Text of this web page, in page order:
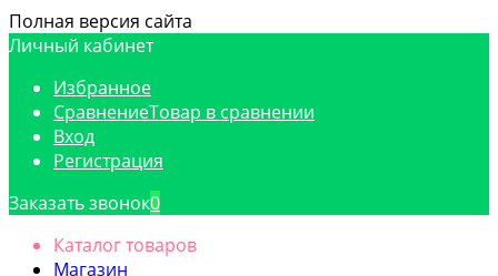
Полная версия сайта
Личный кабинет
Избранное
СравнениеТовар в сравнении
Вход
Регистрация
Заказать звонок0
Каталог товаров
Магазин